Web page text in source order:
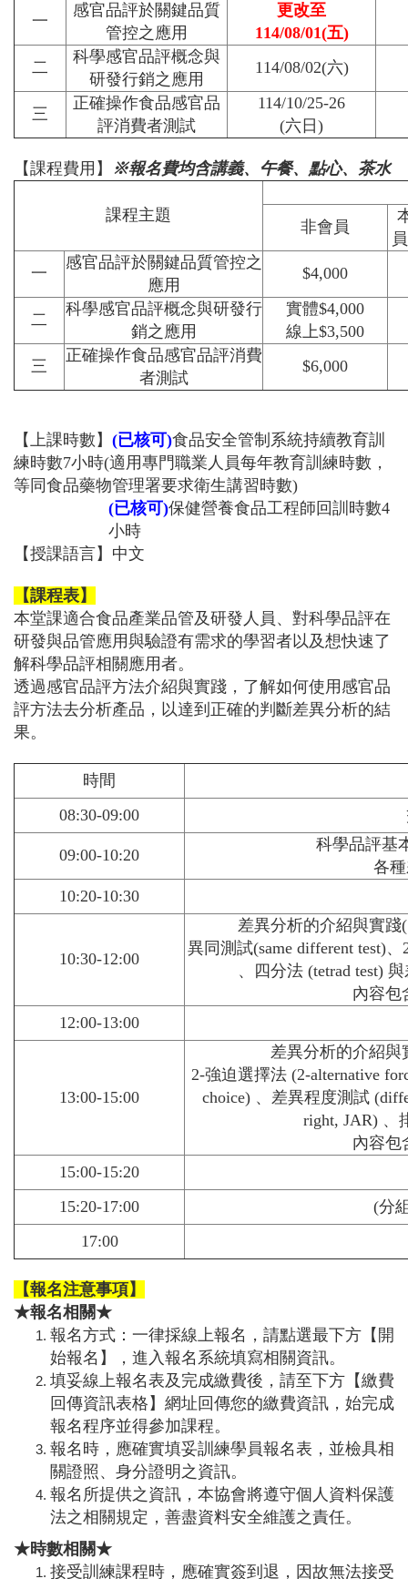
一
感官品評於關鍵品質
管控之應用
更改至
114/08/01(五)
二
科學感官品評概念與
研發行銷之應用
114/08/02(六)
三
正確操作食品感官品
評消費者測試
114/10/25-26
(六日)
【課程費用】 ※報名費均含講義、午餐、點心、茶水
課程主題
非會員
一
感官品評於關鍵品質管控之
應用
$4,000
二
科學感官品評概念與研發行
銷之應用
實體$4,000
線上$3,500
三
正確操作食品感官品評消費
者測試
$6,000
【上課時數】 (已核可)食品安全管制系統持續教育訓
練時數7小時(適用專門職業人員每年教育訓練時數，
等同食品藥物管理署要求衛生講習時數)
(已核可)保健營養食品工程師回訓時數4
小時
【授課語言】中文
【課程表】
本堂課適合食品產業品管及研發人員、對科學品評在
研發與品管應用與驗證有需求的學習者以及想快速了
解科學品評相關應用者。
透過感官品評方法介紹與實踐，了解如何使用感官品
評方法去分析產品，以達到正確的判斷差異分析的結
果。
時間
08:30-09:00
09:00-10:20
科學品評基
各
10:20-10:30
10:30-12:00
差異分析的介紹與實
異同測試(same different test)
、四分法 (tetrad test)
內容包
12:00-13:00
13:00-15:00
差異分析的介紹與
2-強迫選擇法 (2-alternative
choice) 、差異程度測試
right, JAR) 、
內容包
15:00-15:20
15:20-17:00
(分
17:00
【報名注意事項】​​​​​
★報名相關★
報名方式：一律採線上報名，請點選最下方【開
始報名】，進入報名系統填寫相關資訊。
填妥線上報名表及完成繳費後，請至下方【繳費
回傳資訊表格】網址回傳您的繳費資訊，始完成
報名程序並得參加課程。
報名時，應確實填妥訓練學員報名表，並檢具相
關證照、身分證明之資訊。
報名所提供之資訊，本協會將遵守個人資料保護
法之相關規定，善盡資料安全維護之責任。
★時數相關★
接受訓練課程時，應確實簽到退，因故無法接受